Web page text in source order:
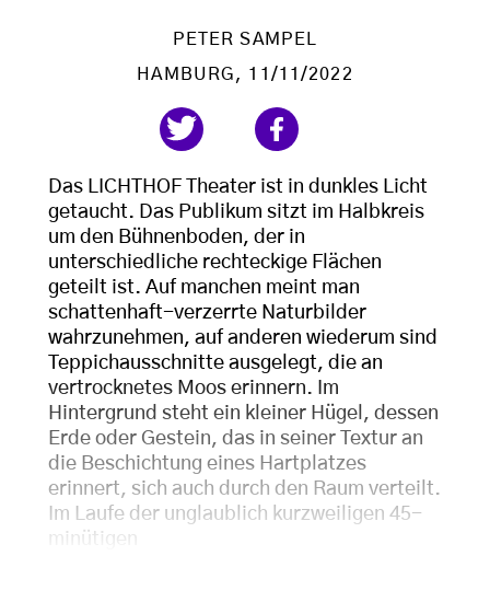
PETER SAMPEL
HAMBURG , 11/11/2022
Das LICHTHOF Theater ist in dunkles Licht
getaucht. Das Publikum sitzt im Halbkreis
um den Bühnenboden, der in
unterschiedliche rechteckige Flächen
geteilt ist. Auf manchen meint man
schattenhaft-verzerrte Naturbilder
wahrzunehmen, auf anderen wiederum sind
Teppichausschnitte ausgelegt, die an
vertrocknetes Moos erinnern. Im
Hintergrund steht ein kleiner Hügel, dessen
Erde oder Gestein, das in seiner Textur an
die Beschichtung eines Hartplatzes
erinnert, sich auch durch den Raum verteilt.
Im Laufe der unglaublich kurzweiligen 45-
minütigen